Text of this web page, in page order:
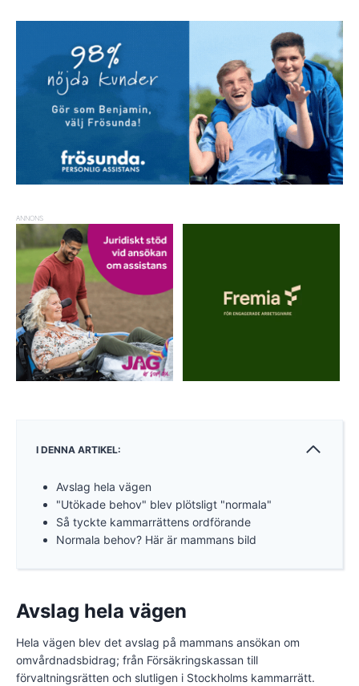
ANNONS
I DENNA ARTIKEL:
Avslag hela vägen
"Utökade behov" blev plötsligt "normala"
Så tyckte kammarrättens ordförande
Normala behov? Här är mammans bild
Avslag hela vägen
Hela vägen blev det avslag på mammans ansökan om
omvårdnadsbidrag; från Försäkringskassan till
förvaltningsrätten och slutligen i Stockholms kammarrätt.